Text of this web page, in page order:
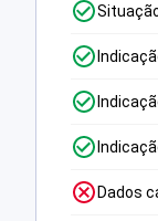
Dados